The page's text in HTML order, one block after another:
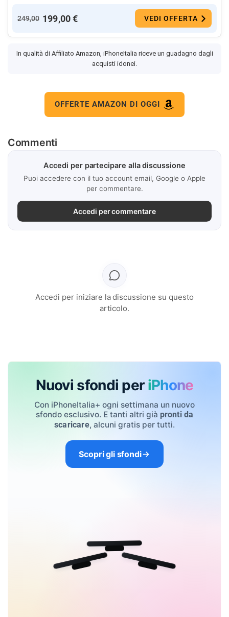
249,00 199,00 € VEDI OFFERTA
In qualità di Affiliato Amazon, iPhoneItalia riceve un guadagno dagli
acquisti idonei.
OFFERTE AMAZON DI OGGI
Commenti
Accedi per partecipare alla discussione
Puoi accedere con il tuo account email, Google o Apple
per commentare.
Accedi per commentare
Accedi per iniziare la discussione su questo
articolo.
Nuovi sfondi per iPhone
Con iPhoneItalia+ ogni settimana un nuovo
sfondo esclusivo. E tanti altri già pronti da
scaricare, alcuni gratis per tutti.
Scopri gli sfondi